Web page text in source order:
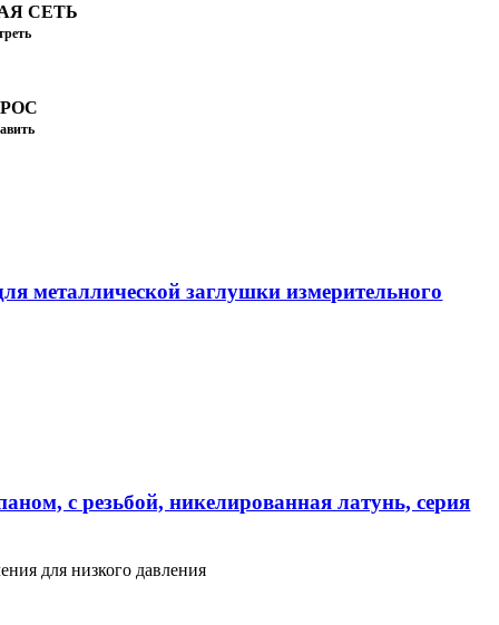
СЕТЬ
металлической заглушки измерительного
с резьбой, никелированная латунь, серия
для низкого давления